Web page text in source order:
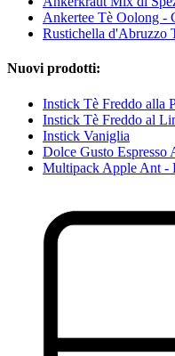
Ankertee Tè Oolong -
Rustichella d'Abruzzo
Nuovi prodotti:
Instick Tè Freddo alla
Instick Tè Freddo al
Instick Vaniglia
Dolce Gusto Espresso
Multipack Apple Ant -